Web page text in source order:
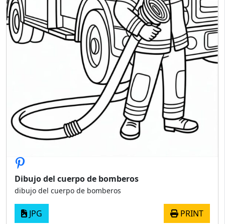
Dibujo del cuerpo de bomberos
dibujo del cuerpo de bomberos
JPG PRINT